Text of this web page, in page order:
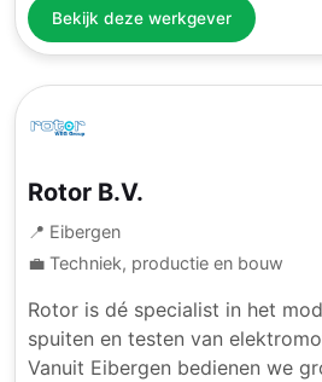
Bekijk deze werkgever
Rotor B.V.
📍 Eibergen
💼 Techniek, productie en bouw
Rotor is dé specialist in het
spuiten en testen van
Vanuit Eibergen bedienen we